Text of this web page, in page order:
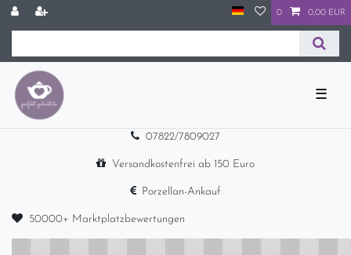
0 0,00 EUR
☰
07822/7809027
Versandkostenfrei ab 150 Euro
Porzellan-Ankauf
50000+ Marktplatzbewertungen